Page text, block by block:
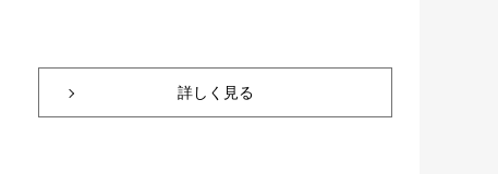
詳しく見る